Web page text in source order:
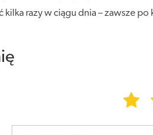
kilka razy w ciągu dnia – zawsze